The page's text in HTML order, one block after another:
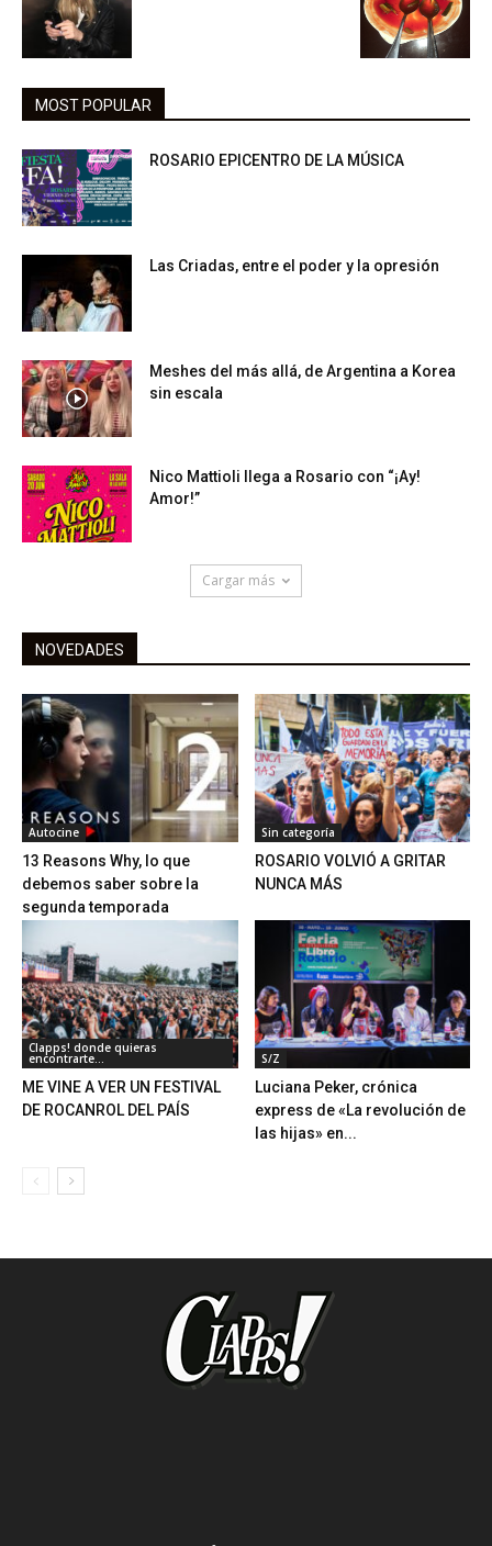
MOST POPULAR
ROSARIO EPICENTRO DE LA MÚSICA
Las Criadas, entre el poder y la opresión
Meshes del más allá, de Argentina a Korea
sin escala
Nico Mattioli llega a Rosario con “¡Ay!
Amor!”
Cargar más
NOVEDADES
Autocine
13 Reasons Why, lo que
debemos saber sobre la
segunda temporada
Sin categoría
ROSARIO VOLVIÓ A GRITAR
NUNCA MÁS
Clapps! donde quieras
encontrarte...
ME VINE A VER UN FESTIVAL
DE ROCANROL DEL PAÍS
S/Z
Luciana Peker, crónica
express de «La revolución de
las hijas» en...